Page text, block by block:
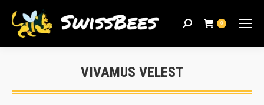
Search: 0
VIVAMUS VELEST
Sie befinden sich hier: